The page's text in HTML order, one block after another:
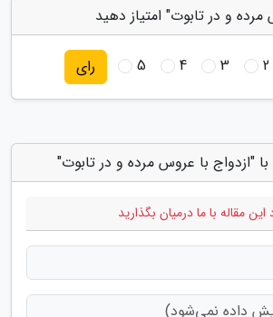
مرده و در تابوت" امتیاز دهید
2
3
4
5 رای
"ازدواج با عروس مرده و در تابوت"
مقاله با ما درمیان بگذارید